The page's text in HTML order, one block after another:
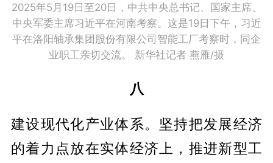
2025年5月19日至20日，中共中央总书记、国家主席、
中央军委主席习近平在河南考察。这是19日下午，习近
平在洛阳轴承集团股份有限公司智能工厂考察时，同企
业职工亲切交流。 新华社记者 燕雁/摄
八
建设现代化产业体系。坚持把发展经济
的着力点放在实体经济上，推进新型工